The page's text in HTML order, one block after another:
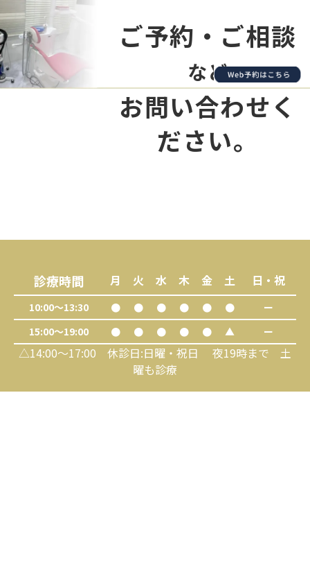
ご予約・ご相談
など
お問い合わせく
ださい。
診療時間 月 火 水 木 金 土 日・祝
10:00～13:30 ● ● ● ● ● ●
ー
15:00～19:00
● ● ● ● ● ▲ ー
△14:00～17:00 休診日:日曜・祝日 夜19時まで 土
曜も診療